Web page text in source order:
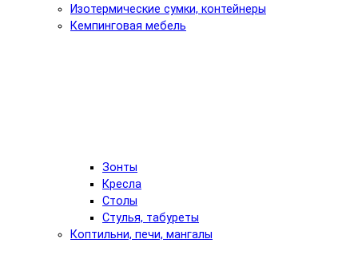
Изотермические сумки, контейнеры
Кемпинговая мебель
Зонты
Кресла
Столы
Стулья, табуреты
Коптильни, печи, мангалы